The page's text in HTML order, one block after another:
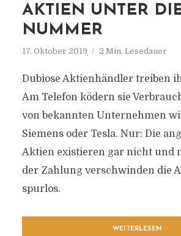
AKTIEN UNTER
NUMMER
17. Oktober 2019 2 Min. Lesedauer
Dubiose Aktienhändler treiben
Am Telefon ködern sie
von bekannten Unternehmen
Siemens oder Tesla. Nur: Die
Aktien existieren gar nicht und
der Zahlung verschwinden die
spurlos.
WEITERLESEN